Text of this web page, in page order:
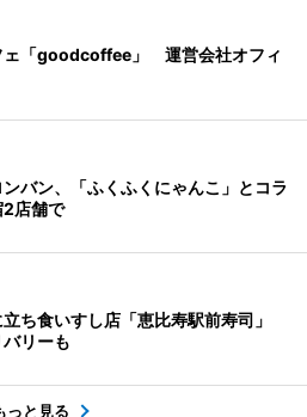
ェ「goodcoffee」 運営会社オフィ
バン、「ふくふくにゃんこ」とコラ
店舗で
ち食いすし店「恵比寿駅前寿司」
リーも
っと見る